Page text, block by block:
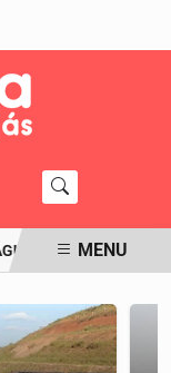
EM SANTARÉM
MENU